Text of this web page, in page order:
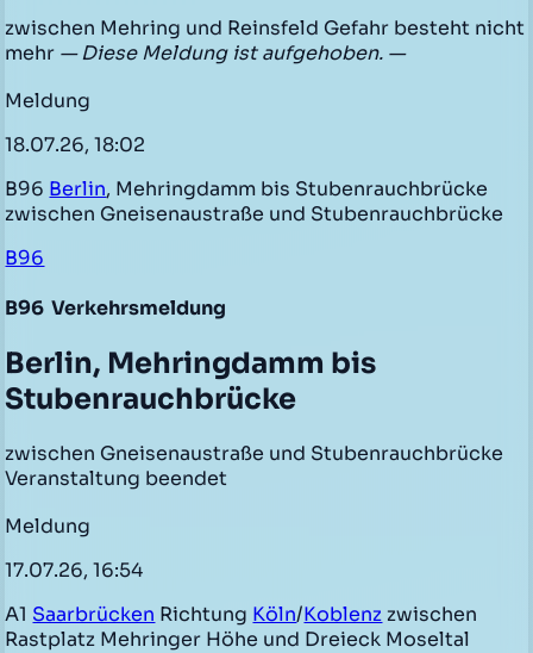
zwischen Mehring und Reinsfeld Gefahr besteht nicht
mehr — Diese Meldung ist aufgehoben. —
Meldung
18.07.26, 18:02
B96 Berlin, Mehringdamm bis Stubenrauchbrücke
zwischen Gneisenaustraße und Stubenrauchbrücke
B96
B96 Verkehrsmeldung
Berlin, Mehringdamm bis
Stubenrauchbrücke
zwischen Gneisenaustraße und Stubenrauchbrücke
Veranstaltung beendet
Meldung
17.07.26, 16:54
A1 Saarbrücken Richtung Köln/Koblenz zwischen
Rastplatz Mehringer Höhe und Dreieck Moseltal